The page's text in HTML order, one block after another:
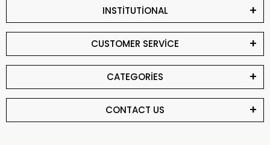
INSTİTUTİONAL
CUSTOMER SERVİCE
CATEGORİES
CONTACT US